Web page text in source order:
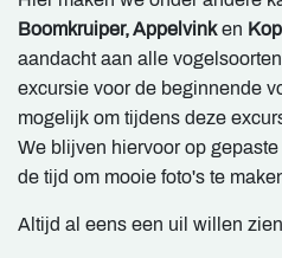
Boomkruiper, Appelvinken
aandacht aan alle
excursie voor de beginnende
mogelijk om tijdens deze
We blijven hiervoor op
de tijd om mooie foto's te
Altijd al eens een uil willen